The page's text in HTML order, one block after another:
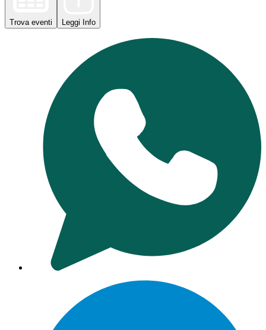
Trova eventi Leggi Info